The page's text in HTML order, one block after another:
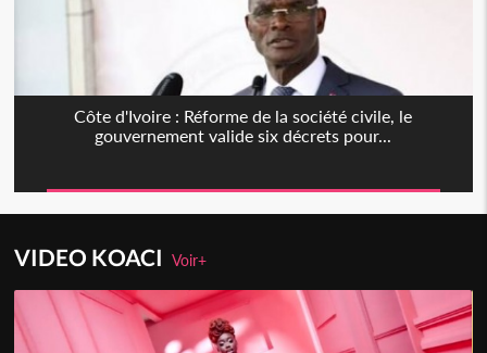
Côte d'Ivoire : Réforme de la société civile, le
gouvernement valide six décrets pour...
VIDEO KOACIVoir+